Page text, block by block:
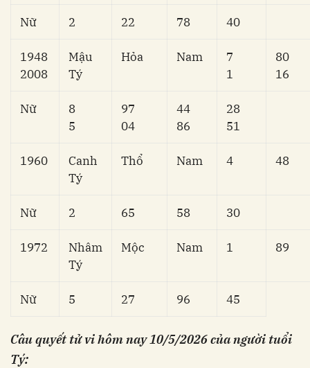
Nữ 2 22 78 40
1948
2008
Mậu
Tý
Hỏa Nam
7
1
80
16
Nữ
8
5
97
04
44
86
28
51
1960
Canh
Tý
Thổ Nam 4 48
Nữ 2 65 58 30
1972
Nhâm
Tý
Mộc Nam 1 89
Nữ 5 27 96 45
Câu quyết tử vi hôm nay 10/5/2026 của người tuổi
Tý: